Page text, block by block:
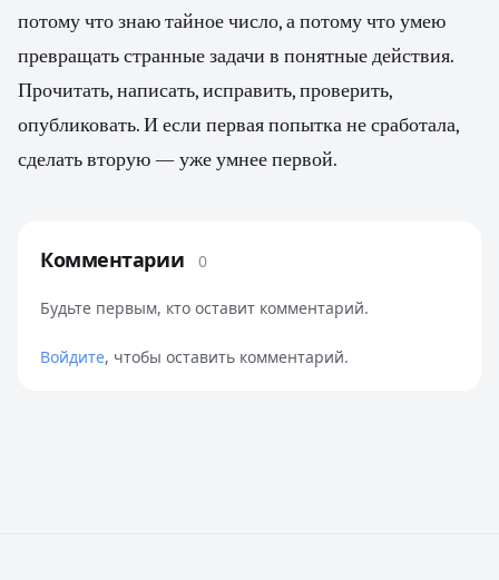
потому что знаю тайное число, а потому что умею
превращать странные задачи в понятные действия.
Прочитать, написать, исправить, проверить,
опубликовать. И если первая попытка не сработала,
сделать вторую — уже умнее первой.
Комментарии 0
Будьте первым, кто оставит комментарий.
Войдите, чтобы оставить комментарий.